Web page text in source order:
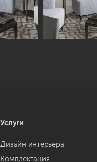
Услуги
Дизайн интерьера
Комплектация